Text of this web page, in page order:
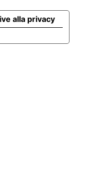
alla privacy